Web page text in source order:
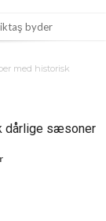
byder
med historisk
dårlige sæsoner